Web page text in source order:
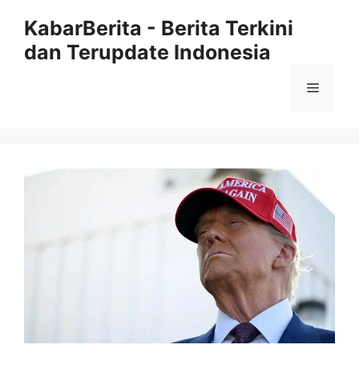
KabarBerita - Berita Terkini
dan Terupdate Indonesia
Menu